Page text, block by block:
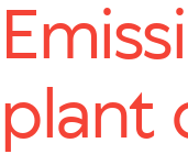
plant